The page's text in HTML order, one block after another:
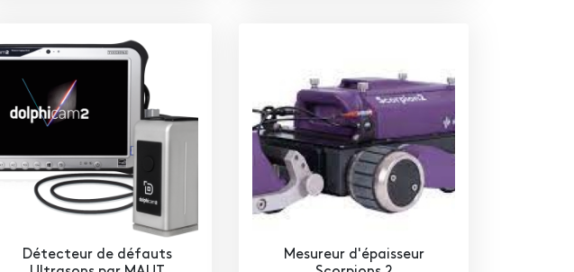
Détecteur de défauts
Mesureur d'épaisseur